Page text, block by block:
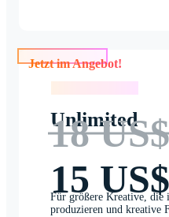
Jetzt im Angebot!
Unlimited
18 US$
15 US$
Für größere Kreative, die
produzieren und kreative